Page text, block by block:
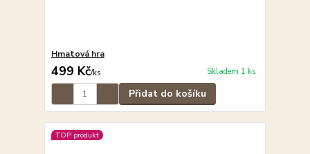
Hmatová hra
499 Kč/ks Skladem 1 ks
Přidat do košíku
TOP produkt